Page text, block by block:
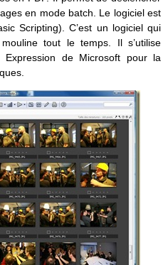
en mode batch. Le logiciel est
Scripting). C’est un logiciel qui
tout le temps. Il s’utilise
Expression de Microsoft pour la